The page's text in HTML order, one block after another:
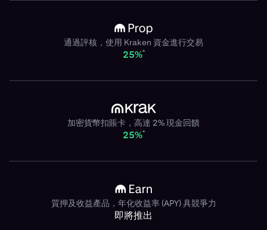
通過評核，使用 Kraken 資金進行交易
25%*
加密貨幣扣賬卡，高達 2% 現金回饋
25%*
質押及收益產品，年化收益率 (APY) 具競爭力
即將推出